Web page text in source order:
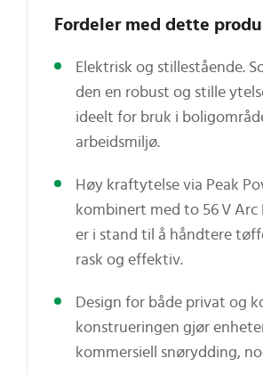
Fordeler med dette
Elektrisk og stillestående.
den en robust og stille
ideelt for bruk i
arbeidsmiljø.
Høy kraftytelse via Peak
kombinert med to 56 V
er i stand til å håndtere
rask og effektiv.
Design for både privat og
konstrueringen gjør
kommersiell snørydding,